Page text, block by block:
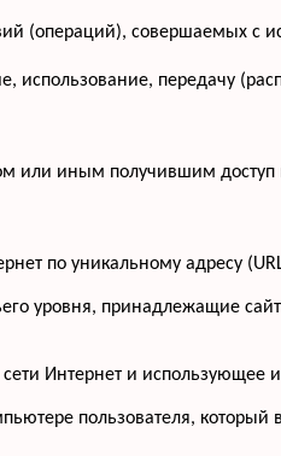
(операций), совершаемых с
передачу
или иным получившим
по уникальному адресу
уровня, принадлежащие
Интернет и
пользователя, который